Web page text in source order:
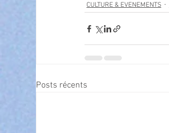
CULTURE & EVENEMENTS
Posts récents